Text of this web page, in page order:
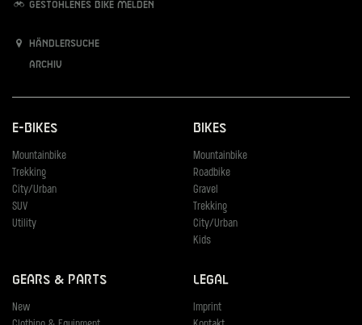
Gestohlenes Bike melden
Händlersuche
Archiv
E-Bikes
Mountainbike
Trekking
City/Urban
SUV
Utility
Bikes
Mountainbike
Roadbike
Gravel
Trekking
City/Urban
Kids
Gears & Parts
New
Legal
Imprint